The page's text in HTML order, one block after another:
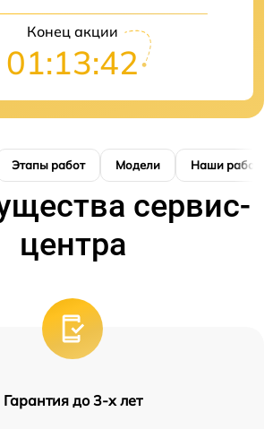
Конец акции
01:13:41
Этапы работ Модели Наши работы
сервис-
центра
Гарантия до 3-х лет